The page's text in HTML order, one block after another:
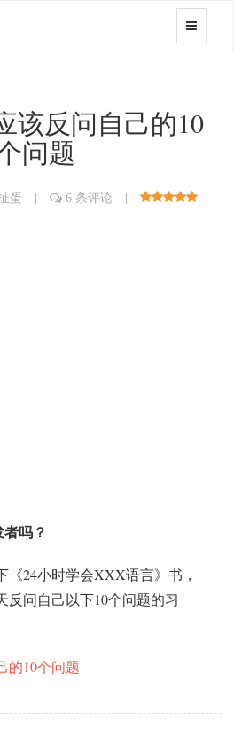
该反问自己的10
问题
蛋 | 6 条评论
|
吗？
《24小时学会XXX语言》书，
反问自己以下10个问题的习